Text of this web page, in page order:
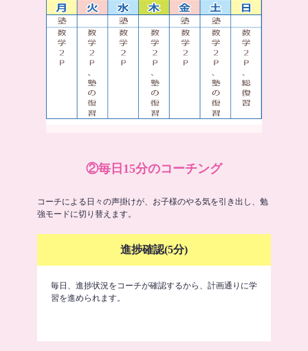
②毎日15分のコーチング
コーチによる日々の声掛けが、お子様のやる気を引き出し、勉
強モードに切り替えます。
進捗確認(5分)
毎日、進捗状況をコーチが確認するから、計画通りに学
習を進められます。